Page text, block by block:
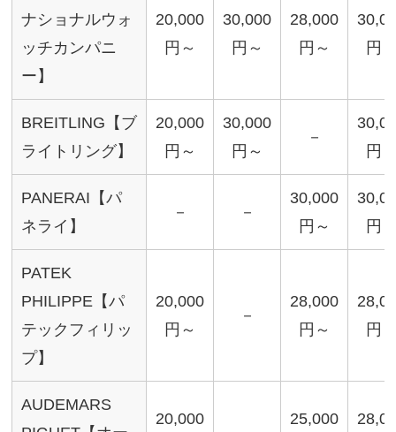
ナショナルウォ
ッチカンパニ
ー】
20,000
円～
30,000
円～
28,000
円～
円
BREITLING【ブ
ライトリング】
20,000
円～
30,000
円～
－
円
PANERAI【パ
ネライ】
－ －
30,000
円～
円
PATEK
PHILIPPE【パ
テックフィリッ
プ】
20,000
円～
－
28,000
円～
円
AUDEMARS
20,000
25,000